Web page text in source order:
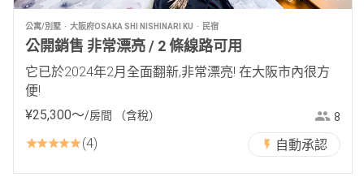
公寓/別墅 大阪府OSAKA SHI NISHINARI KU 民宿
公開銷售 非常漂亮 / 2 條線路可用
它已於2024年2月全面翻新,非常漂亮! 在大阪市內很方
便!
¥25,300〜/房間 （含稅） 8
4 自動承認